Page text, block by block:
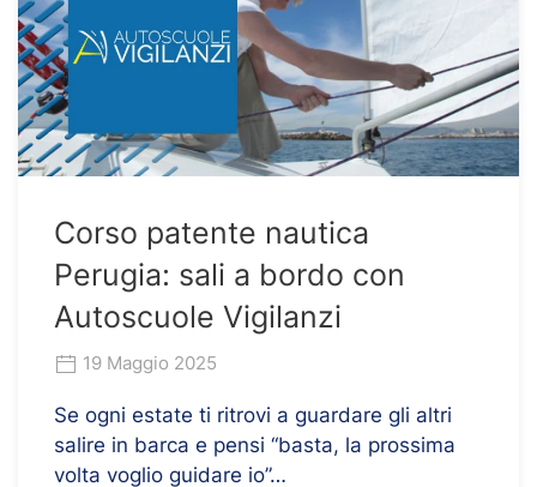
Corso patente nautica
Perugia: sali a bordo con
Autoscuole Vigilanzi
19 Maggio 2025
Se ogni estate ti ritrovi a guardare gli altri
salire in barca e pensi “basta, la prossima
volta voglio guidare io”…